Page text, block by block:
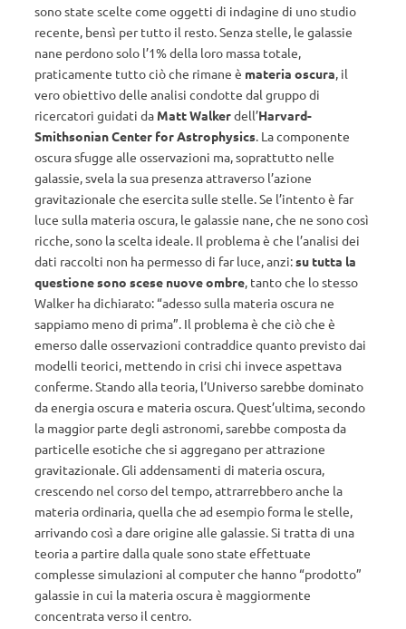
sono state scelte come oggetti di indagine di uno studio
recente, bensì per tutto il resto. Senza stelle, le galassie
nane perdono solo l’1% della loro massa totale,
praticamente tutto ciò che rimane è materia oscura, il
vero obiettivo delle analisi condotte dal gruppo di
ricercatori guidati da Matt Walkerdell’Harvard-
Smithsonian Center for Astrophysics. La componente
oscura sfugge alle osservazioni ma, soprattutto nelle
galassie, svela la sua presenza attraverso l’azione
gravitazionale che esercita sulle stelle. Se l’intento è far
luce sulla materia oscura, le galassie nane, che ne sono così
ricche, sono la scelta ideale. Il problema è che l’analisi dei
dati raccolti non ha permesso di far luce, anzi:su tutta la
questione sono scese nuove ombre, tanto che lo stesso
Walker ha dichiarato: “adesso sulla materia oscura ne
sappiamo meno di prima”. Il problema è che ciò che è
emerso dalle osservazioni contraddice quanto previsto dai
modelli teorici, mettendo in crisi chi invece aspettava
conferme. Stando alla teoria, l’Universo sarebbe dominato
da energia oscura e materia oscura. Quest’ultima, secondo
la maggior parte degli astronomi, sarebbe composta da
particelle esotiche che si aggregano per attrazione
gravitazionale. Gli addensamenti di materia oscura,
crescendo nel corso del tempo, attrarrebbero anche la
materia ordinaria, quella che ad esempio forma le stelle,
arrivando così a dare origine alle galassie. Si tratta di una
teoria a partire dalla quale sono state effettuate
complesse simulazioni al computer che hanno “prodotto”
galassie in cui la materia oscura è maggiormente
concentrata verso il centro.